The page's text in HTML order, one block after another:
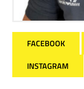
FACEBOOK
INSTAGRAM